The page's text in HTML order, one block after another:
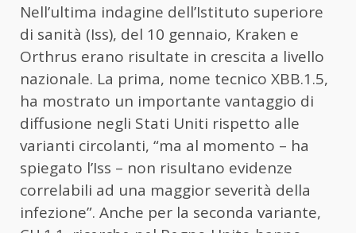
Nell’ultima indagine dell’Istituto superiore
di sanità (Iss), del 10 gennaio, Kraken e
Orthrus erano risultate in crescita a livello
nazionale. La prima, nome tecnico XBB.1.5,
ha mostrato un importante vantaggio di
diffusione negli Stati Uniti rispetto alle
varianti circolanti, “ma al momento – ha
spiegato l’Iss – non risultano evidenze
correlabili ad una maggior severità della
infezione”. Anche per la seconda variante,